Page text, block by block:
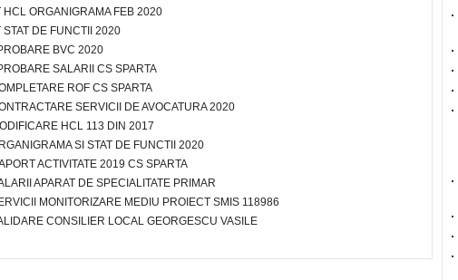
HCL ORGANIGRAMA FEB 2020
DE FUNCTII 2020
BVC 2020
SALARII CS SPARTA
ROF CS SPARTA
SERVICII DE AVOCATURA 2020
HCL 113 DIN 2017
SI STAT DE FUNCTII 2020
ACTIVITATE 2019 CS SPARTA
APARAT DE SPECIALITATE PRIMAR
MONITORIZARE MEDIU PROIECT SMIS 118986
CONSILIER LOCAL GEORGESCU VASILE